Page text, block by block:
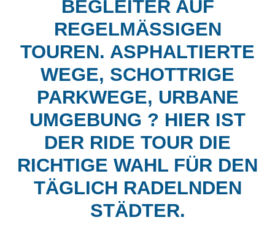
BEGLEITER AUF
REGELMÄSSIGEN T
OUREN. ASPHALTIERTE W
EGE, SCHOTTRIGE P
ARKWEGE, URBANE U
MGEBUNG ? HIER IST D
ER RIDE TOUR DIE R
ICHTIGE WAHL FÜR DEN T
ÄGLICH RADELNDEN S
TÄDTER.